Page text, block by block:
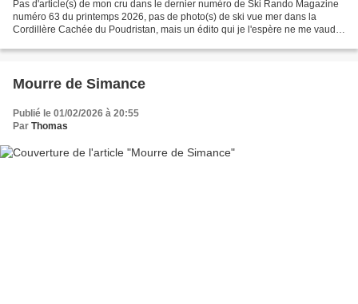
Pas d'article(s) de mon cru dans le dernier numéro de Ski Rando Magazine
numéro 63 du printemps 2026, pas de photo(s) de ski vue mer dans la
Cordillère Cachée du Poudristan, mais un édito qui je l'espère ne me vaudra
Mourre de Simance
Publié le 01/02/2026 à 20:55
Par Thomas